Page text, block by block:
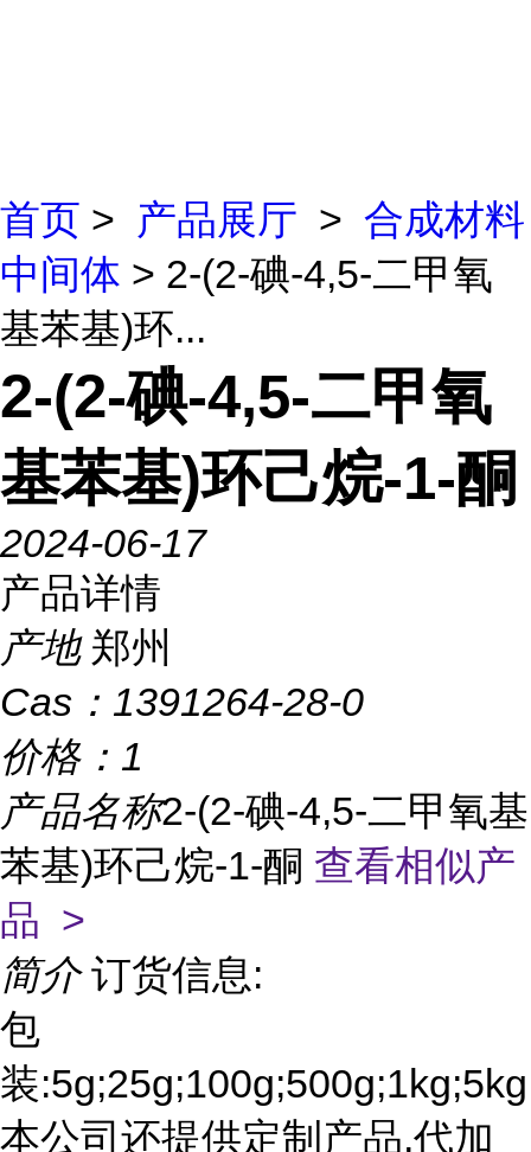
首页 > 产品展厅 > 合成材料
中间体 > 2-(2-碘-4,5-二甲氧
基苯基)环...
2-(2-碘-4,5-二甲氧
基苯基)环己烷-1-酮
2024-06-17
产品详情
产地 郑州
Cas： 1391264-28-0
价格： 1
产品名称2-(2-碘-4,5-二甲氧基
苯基)环己烷-1-酮 查看相似产
品 >
简介 订货信息:
包
装:5g;25g;100g;500g;1kg;5kg
本公司还提供定制产品,代加